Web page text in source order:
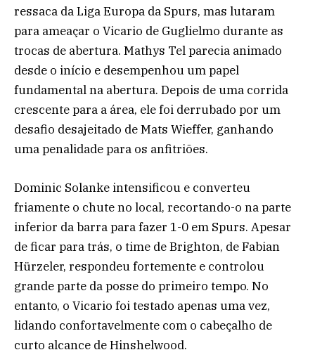
ressaca da Liga Europa da Spurs, mas lutaram
para ameaçar o Vicario de Guglielmo durante as
trocas de abertura. Mathys Tel parecia animado
desde o início e desempenhou um papel
fundamental na abertura. Depois de uma corrida
crescente para a área, ele foi derrubado por um
desafio desajeitado de Mats Wieffer, ganhando
uma penalidade para os anfitriões.
Dominic Solanke intensificou e converteu
friamente o chute no local, recortando-o na parte
inferior da barra para fazer 1-0 em Spurs. Apesar
de ficar para trás, o time de Brighton, de Fabian
Hürzeler, respondeu fortemente e controlou
grande parte da posse do primeiro tempo. No
entanto, o Vicario foi testado apenas uma vez,
lidando confortavelmente com o cabeçalho de
curto alcance de Hinshelwood.